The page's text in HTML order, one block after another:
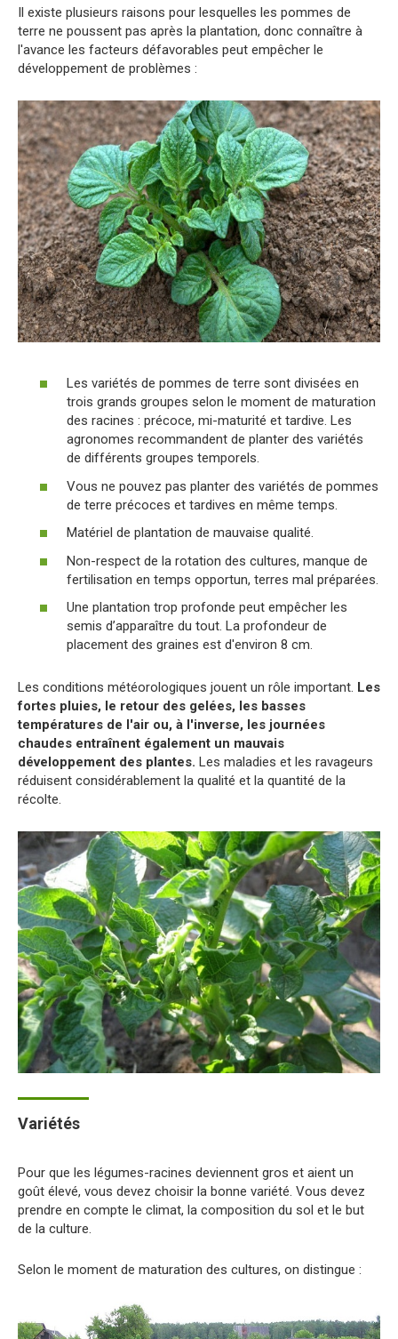
Il existe plusieurs raisons pour lesquelles les pommes de
terre ne poussent pas après la plantation, donc connaître à
l'avance les facteurs défavorables peut empêcher le
développement de problèmes :
Les variétés de pommes de terre sont divisées en
trois grands groupes selon le moment de maturation
des racines : précoce, mi-maturité et tardive. Les
agronomes recommandent de planter des variétés
de différents groupes temporels.
Vous ne pouvez pas planter des variétés de pommes
de terre précoces et tardives en même temps.
Matériel de plantation de mauvaise qualité.
Non-respect de la rotation des cultures, manque de
fertilisation en temps opportun, terres mal préparées.
Une plantation trop profonde peut empêcher les
semis d’apparaître du tout. La profondeur de
placement des graines est d'environ 8 cm.
Les conditions météorologiques jouent un rôle important. Les
fortes pluies, le retour des gelées, les basses
températures de l'air ou, à l'inverse, les journées
chaudes entraînent également un mauvais
développement des plantes. Les maladies et les ravageurs
réduisent considérablement la qualité et la quantité de la
récolte.
Variétés
Pour que les légumes-racines deviennent gros et aient un
goût élevé, vous devez choisir la bonne variété. Vous devez
prendre en compte le climat, la composition du sol et le but
de la culture.
Selon le moment de maturation des cultures, on distingue :